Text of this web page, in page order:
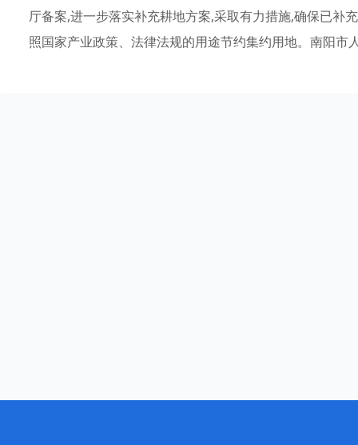
厅备案,进一步落实补充耕地方案,采取有力措施,确保已补
照国家产业政策、法律法规的用途节约集约用地。南阳市